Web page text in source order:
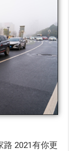
2021有你更